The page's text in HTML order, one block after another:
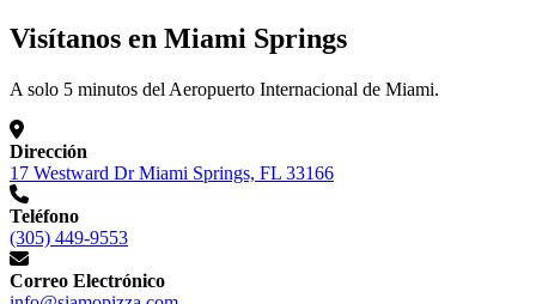
Visítanos en Miami Springs
A solo 5 minutos del Aeropuerto Internacional de Miami.
Dirección
17 Westward Dr Miami Springs, FL 33166
Teléfono
(305) 449-9553
Correo Electrónico